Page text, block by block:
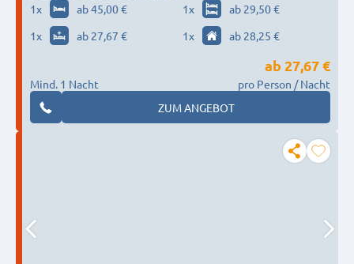
1x ab 45,00 € 1x
ab 29,50 €
1x ab 27,67 € 1x ab 28,25 €
Mind. 1 Nacht
ab 27,67 €
pro Person / Nacht
ZUM ANGEBOT